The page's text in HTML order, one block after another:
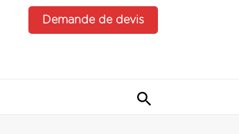
Demande de devis